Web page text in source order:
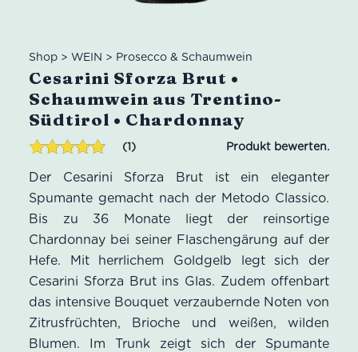
Shop> WEIN > Prosecco & Schaumwein
Cesarini Sforza Brut •
Schaumwein aus Trentino-
Südtirol • Chardonnay
5.00
von 5,
basierend
auf
Kundenbewertung
1
Der Cesarini Sforza Brut ist ein eleganter
Spumante gemacht nach der Metodo Classico.
Bis zu 36 Monate liegt der reinsortige
Chardonnay bei seiner Flaschengärung auf der
Hefe. Mit herrlichem Goldgelb legt sich der
Cesarini Sforza Brut ins Glas. Zudem offenbart
das intensive Bouquet verzaubernde Noten von
Zitrusfrüchten, Brioche und weißen, wilden
Blumen. Im Trunk zeigt sich der Spumante